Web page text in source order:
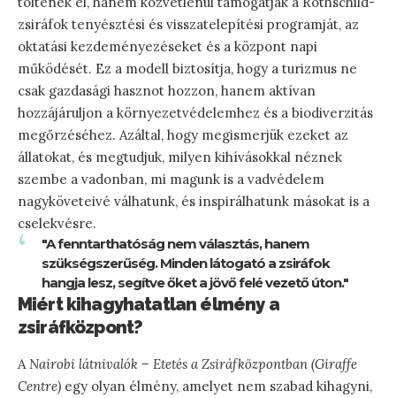
zsiráfok tenyésztési és visszatelepítési programját, az
oktatási kezdeményezéseket és a központ napi
működését. Ez a modell biztosítja, hogy a turizmus ne
csak gazdasági hasznot hozzon, hanem aktívan
hozzájáruljon a környezetvédelemhez és a biodiverzitás
megőrzéséhez. Azáltal, hogy megismerjük ezeket az
állatokat, és megtudjuk, milyen kihívásokkal néznek
szembe a vadonban, mi magunk is a vadvédelem
nagyköveteivé válhatunk, és inspirálhatunk másokat is a
cselekvésre.
"A fenntarthatóság nem választás, hanem
szükségszerűség. Minden látogató a zsiráfok
hangja lesz, segítve őket a jövő felé vezető úton."
Miért kihagyhatatlan élmény a
zsiráfközpont?
A Nairobi látnivalók – Etetés a Zsiráfközpontban (Giraffe
Centre) egy olyan élmény, amelyet nem szabad kihagyni,